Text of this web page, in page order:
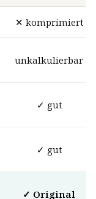
✕ komprimiert
unkalkulierbar
✓ gut
✓ gut
✓ Original